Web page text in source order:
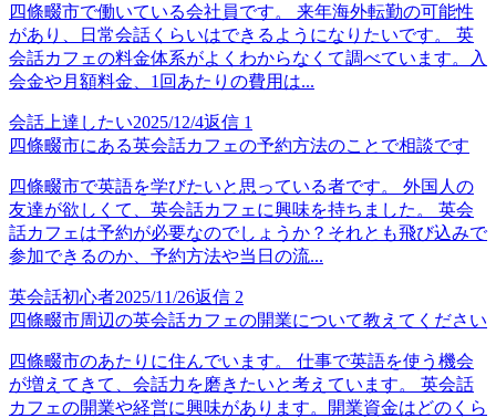
四條畷市で働いている会社員です。 来年海外転勤の可能性
があり、日常会話くらいはできるようになりたいです。 英
会話カフェの料金体系がよくわからなくて調べています。入
会金や月額料金、1回あたりの費用は...
会話上達したい2025/12/4返信 1
四條畷市にある英会話カフェの予約方法のことで相談です
四條畷市で英語を学びたいと思っている者です。 外国人の
友達が欲しくて、英会話カフェに興味を持ちました。 英会
話カフェは予約が必要なのでしょうか？それとも飛び込みで
参加できるのか、予約方法や当日の流...
英会話初心者2025/11/26返信 2
四條畷市周辺の英会話カフェの開業について教えてください
四條畷市のあたりに住んでいます。 仕事で英語を使う機会
が増えてきて、会話力を磨きたいと考えています。 英会話
カフェの開業や経営に興味があります。開業資金はどのくら